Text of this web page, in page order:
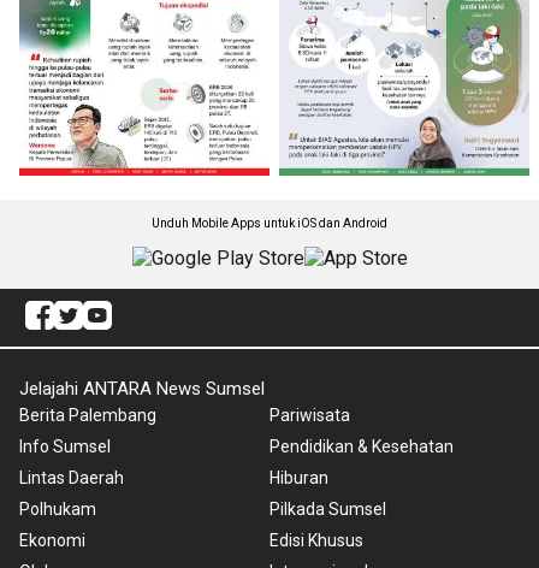
Unduh Mobile Apps untuk iOS dan Android
Jelajahi ANTARA News Sumsel
Berita Palembang
Info Sumsel
Lintas Daerah
Polhukam
Ekonomi
Pariwisata
Pendidikan & Kesehatan
Hiburan
Pilkada Sumsel
Edisi Khusus